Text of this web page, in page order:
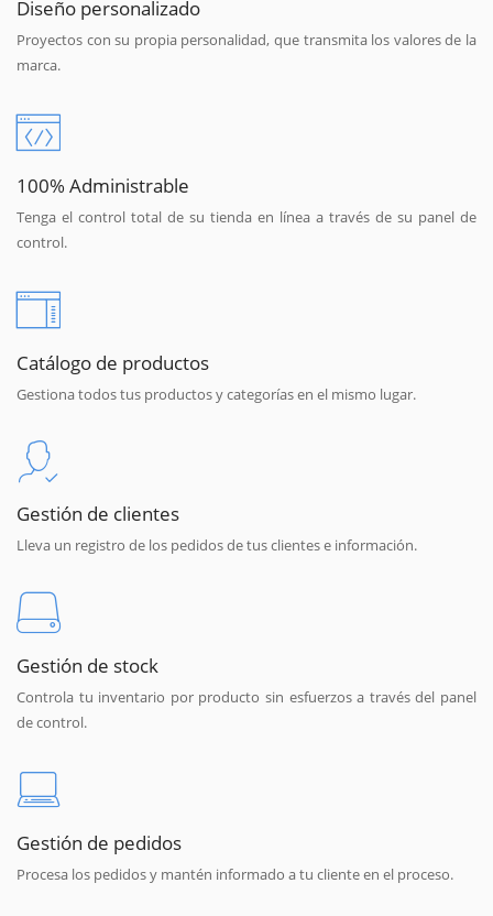
Diseño personalizado
Proyectos con su propia personalidad, que transmita los valores de la
marca.
100% Administrable
Tenga el control total de su tienda en línea a través de su panel de
control.
Catálogo de productos
Gestiona todos tus productos y categorías en el mismo lugar.
Gestión de clientes
Lleva un registro de los pedidos de tus clientes e información.
Gestión de stock
Controla tu inventario por producto sin esfuerzos a través del panel
de control.
Gestión de pedidos
Procesa los pedidos y mantén informado a tu cliente en el proceso.